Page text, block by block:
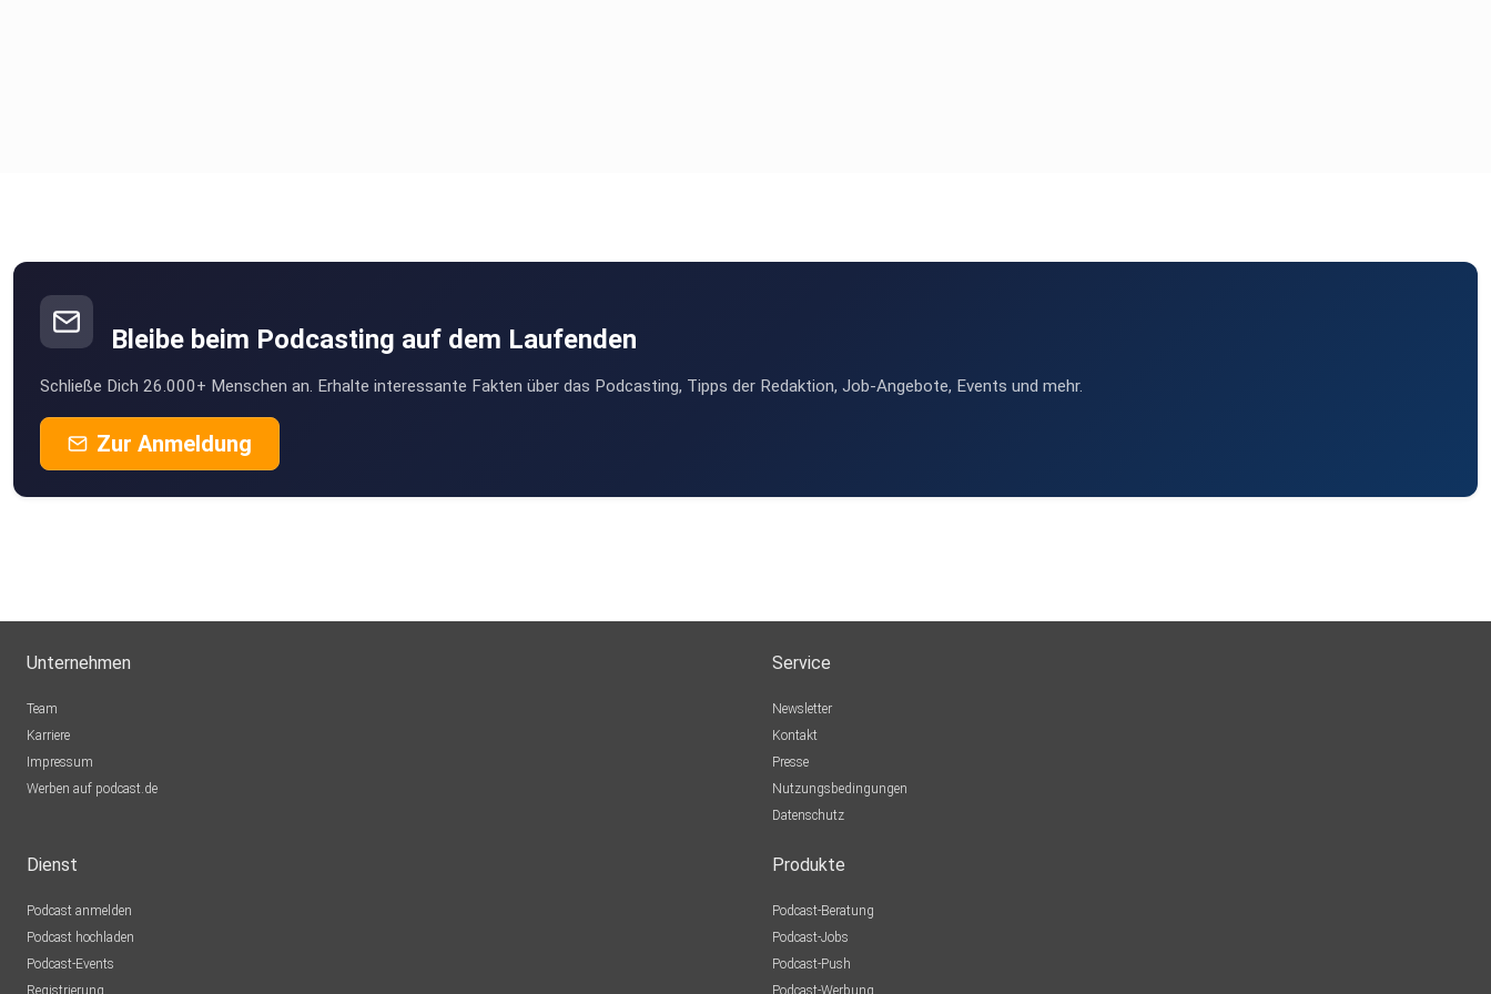
Bleibe beim Podcasting auf dem Laufenden
Schließe Dich 26.000+ Menschen an. Erhalte interessante Fakten über das Podcasting, Tipps der Redaktion, Job-Angebote, Events und mehr.
Zur Anmeldung
Unternehmen
Team
Karriere
Impressum
Werben auf podcast.de
Service
Newsletter
Kontakt
Presse
Nutzungsbedingungen
Datenschutz
Dienst
Podcast anmelden
Podcast hochladen
Podcast-Events
Registrierung
Produkte
Podcast-Beratung
Podcast-Jobs
Podcast-Push
Podcast-Werbung